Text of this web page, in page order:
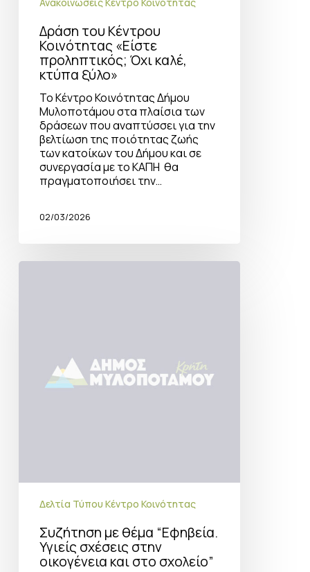
Ανακοινώσεις Κέντρο Κοινότητας
Δράση του Κέντρου
Κοινότητας «Είστε
προληπτικός; Όχι καλέ,
κτύπα ξύλο»
Το Κέντρο Κοινότητας Δήμου
Μυλοποτάμου στα πλαίσια των
δράσεων που αναπτύσσει για την
βελτίωση της ποιότητας ζωής
των κατοίκων του Δήμου και σε
συνεργασία με το ΚΑΠΗ θα
πραγματοποιήσει την…
02/03/2026
Συζήτηση
οικογένεια
Δελτία Τύπου Κέντρο Κοινότητας
Συζήτηση με θέμα “Εφηβεία.
Υγιείς σχέσεις στην
οικογένεια και στο σχολείο”